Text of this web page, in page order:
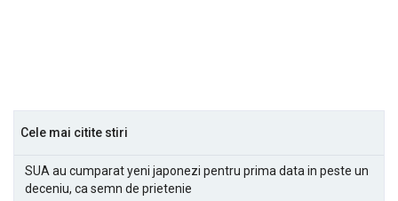
Cele mai citite stiri
SUA au cumparat yeni japonezi pentru prima data in peste un
deceniu, ca semn de prietenie